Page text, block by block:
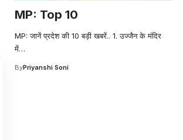
MP: Top 10
MP: जानें प्रदेश की 10 बड़ी खबरें.. 1. उज्जैन के मंदिर
में…
ByPriyanshi Soni